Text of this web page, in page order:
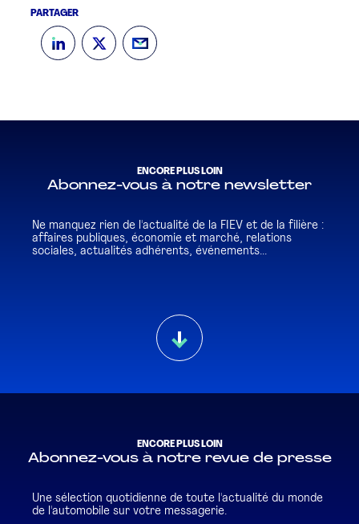
PARTAGER
ENCORE PLUS LOIN
Abonnez-vous à notre newsletter
Ne manquez rien de l'actualité de la FIEV et de la filière :
affaires publiques, économie et marché, relations
sociales, actualités adhérents, événements...
ENCORE PLUS LOIN
Abonnez-vous à notre revue de presse
Une sélection quotidienne de toute l'actualité du monde
de l'automobile sur votre messagerie.